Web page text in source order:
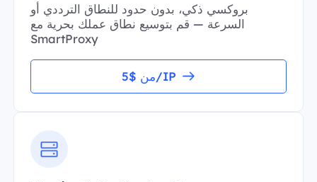
بروكسي ذكي، بدون حدود للنطاق الترددي أو
السرعة — قم بتوسيع نطاق عملك بحرية مع
SmartProxy
من $5/IP